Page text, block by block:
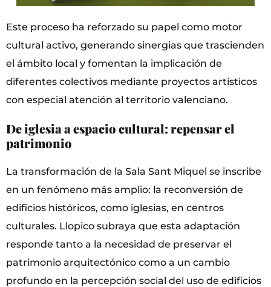
Este proceso ha reforzado su papel como motor
cultural activo, generando sinergias que trascienden
el ámbito local y fomentan la implicación de
diferentes colectivos mediante proyectos artísticos
con especial atención al territorio valenciano.
De iglesia a espacio cultural: repensar el
patrimonio
La transformación de la Sala Sant Miquel se inscribe
en un fenómeno más amplio: la reconversión de
edificios históricos, como iglesias, en centros
culturales. Llopico subraya que esta adaptación
responde tanto a la necesidad de preservar el
patrimonio arquitectónico como a un cambio
profundo en la percepción social del uso de edificios